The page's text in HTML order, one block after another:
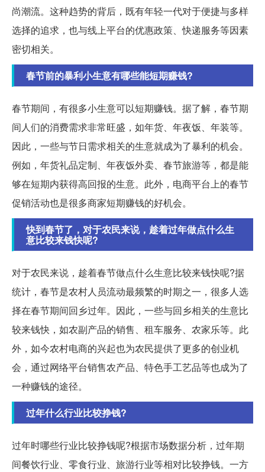
尚潮流。这种趋势的背后，既有年轻一代对于便捷与多样
选择的追求，也与线上平台的优惠政策、快递服务等因素
密切相关。
春节前的暴利小生意有哪些能短期赚钱?
春节期间，有很多小生意可以短期赚钱。据了解，春节期
间人们的消费需求非常旺盛，如年货、年夜饭、年装等。
因此，一些与节日需求相关的生意就成为了暴利的机会。
例如，年货礼品定制、年夜饭外卖、春节旅游等，都是能
够在短期内获得高回报的生意。此外，电商平台上的春节
促销活动也是很多商家短期赚钱的好机会。
快到春节了，对于农民来说，趁着过年做点什么生
意比较来钱快呢?
对于农民来说，趁着春节做点什么生意比较来钱快呢?据
统计，春节是农村人员流动最频繁的时期之一，很多人选
择在春节期间回乡过年。因此，一些与回乡相关的生意比
较来钱快，如农副产品的销售、租车服务、农家乐等。此
外，如今农村电商的兴起也为农民提供了更多的创业机
会，通过网络平台销售农产品、特色手工艺品等也成为了
一种赚钱的途径。
过年什么行业比较挣钱?
过年时哪些行业比较挣钱呢?根据市场数据分析，过年期
间餐饮行业、零食行业、旅游行业等相对比较挣钱。一方